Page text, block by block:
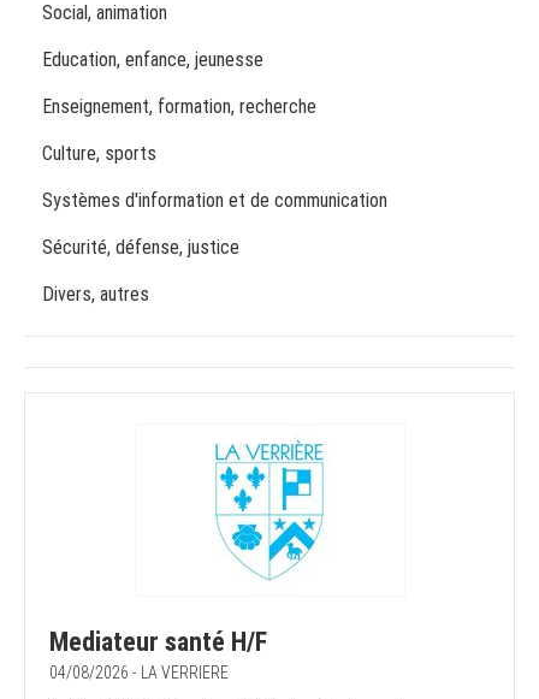
Social, animation
Education, enfance, jeunesse
Enseignement, formation, recherche
Culture, sports
Systèmes d'information et de communication
Sécurité, défense, justice
Divers, autres
Mediateur santé H/F
04/08/2026 - LA VERRIERE